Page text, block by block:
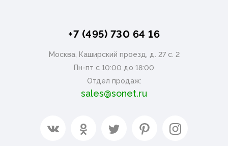
+7 (495) 730 64 16
Москва, Каширский проезд, д. 27 с. 2
Пн-пт с 10:00 до 18:00
Отдел продаж:
sales@sonet.ru